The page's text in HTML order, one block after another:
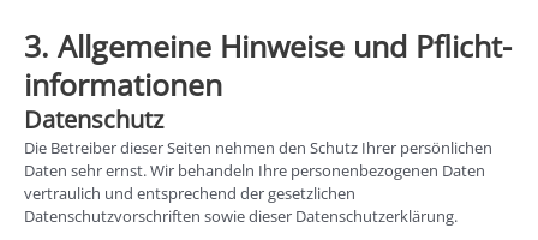
3. Allgemeine Hinweise und Pflicht­
informationen
Datenschutz
Die Betreiber dieser Seiten nehmen den Schutz Ihrer persönlichen
Daten sehr ernst. Wir behandeln Ihre personenbezogenen Daten
vertraulich und entsprechend der gesetzlichen
Datenschutzvorschriften sowie dieser Datenschutzerklärung.